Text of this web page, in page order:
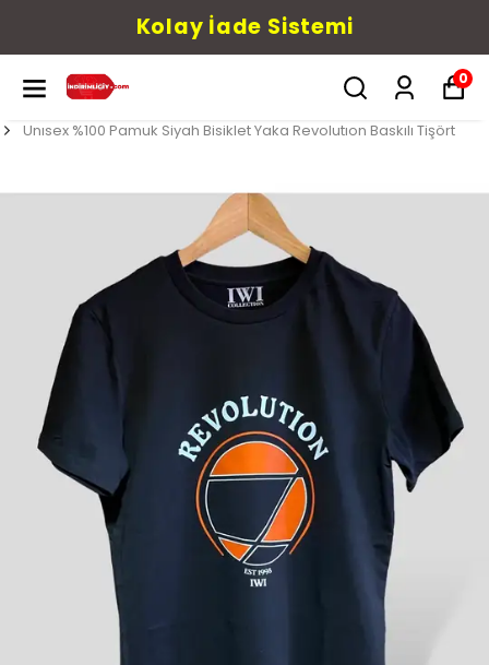
Kolay İade Sistemi
0
Unısex %100 Pamuk Siyah Bisiklet Yaka Revolutıon Baskılı Tişört